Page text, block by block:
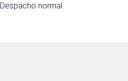
Despacho normal